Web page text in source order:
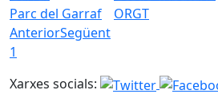
Parc del Garraf ORGT
AnteriorSegüent
1
Xarxes socials: